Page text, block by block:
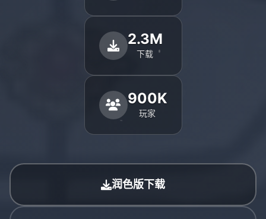
2.3M
下载
900K
玩家
润色版下载